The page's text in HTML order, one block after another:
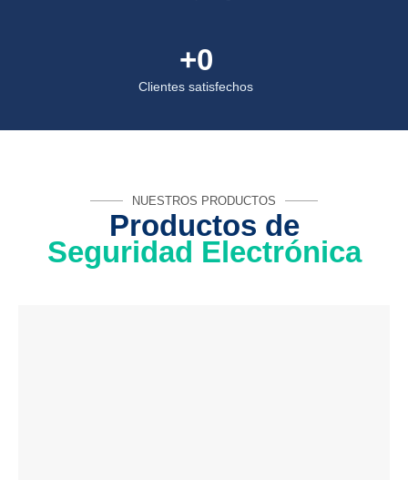
+0
Clientes satisfechos
NUESTROS PRODUCTOS
Productos de
Seguridad Electrónica